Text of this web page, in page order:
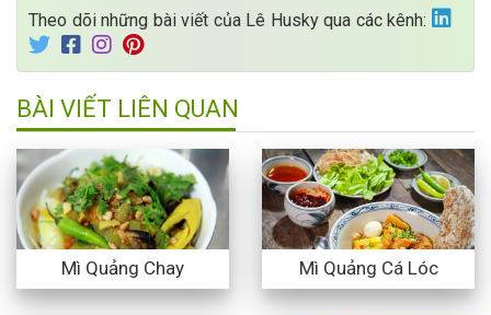
Theo dõi những bài viết của Lê Husky qua các kênh:
BÀI VIẾT LIÊN QUAN
Mì Quảng Chay Mì Quảng Cá Lóc